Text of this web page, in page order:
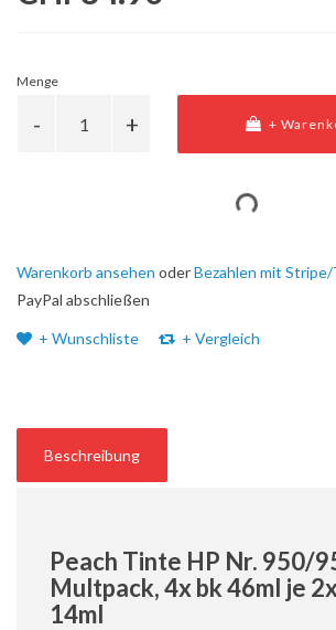
Menge
+
Warenkorb ansehen oderBezahlen mit
PayPal abschließen
+ Wunschliste + Vergleich
Beschreibung
Peach Tinte HP Nr. 950/
Multpack, 4x bk 46ml je
14ml